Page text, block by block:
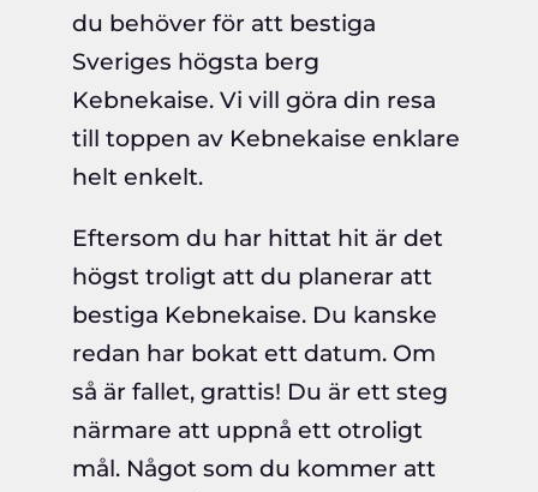
du behöver för att bestiga
Sveriges högsta berg
Kebnekaise. Vi vill göra din resa
till toppen av Kebnekaise enklare
helt enkelt.
Eftersom du har hittat hit är det
högst troligt att du planerar att
bestiga Kebnekaise. Du kanske
redan har bokat ett datum. Om
så är fallet, grattis! Du är ett steg
närmare att uppnå ett otroligt
mål. Något som du kommer att